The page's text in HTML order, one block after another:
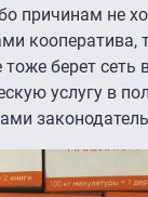
причинам не
кооператива,
берет сеть
услугу в